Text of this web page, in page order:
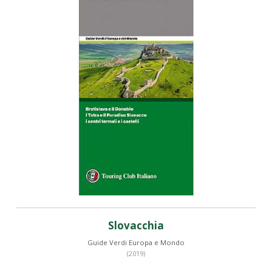
Slovacchia
Guide Verdi Europa e Mondo
(2019)